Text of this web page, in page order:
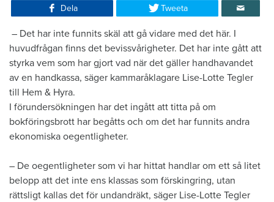
Dela Tweeta
– Det har inte funnits skäl att gå vidare med det här. I
huvudfrågan finns det bevissvårigheter. Det har inte gått att
styrka vem som har gjort vad när det gäller handhavandet
av en handkassa, säger kammaråklagare Lise-Lotte Tegler
till Hem & Hyra.
I förundersökningen har det ingått att titta på om
bokföringsbrott har begåtts och om det har funnits andra
ekonomiska oegentligheter.
– De oegentligheter som vi har hittat handlar om ett så litet
belopp att det inte ens klassas som förskingring, utan
rättsligt kallas det för undandräkt, säger Lise-Lotte Tegler